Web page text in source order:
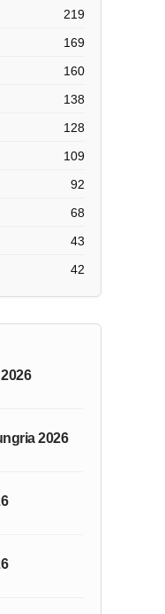
219
169
160
138
128
109
92
68
43
42
2026